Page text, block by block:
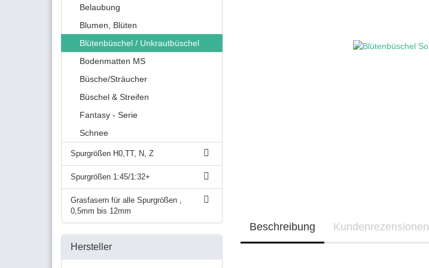
Beschreibung Kundenrezensionen
Belaubung
Blumen, Blüten
Blütenbüschel / Unkrautbüschel
Bodenmatten MS
Büsche/Sträucher
Büschel & Streifen
Fantasy - Serie
Schnee
Spurgrößen H0,TT, N, Z
Spurgrößen 1:45/1:32+
Grasfasern für alle Spurgrößen ,
0,5mm bis 12mm
Hersteller